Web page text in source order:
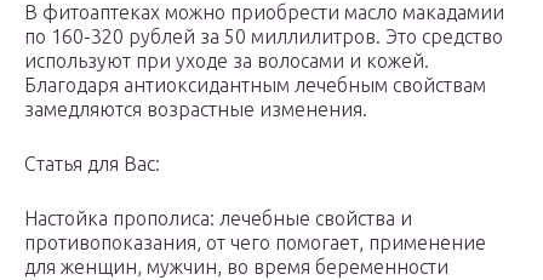
В фитоаптеках можно приобрести масло макадамии
по 160-320 рублей за 50 миллилитров. Это средство
используют при уходе за волосами и кожей.
Благодаря антиоксидантным лечебным свойствам
замедляются возрастные изменения.
Статья для Вас:
Настойка прополиса: лечебные свойства и
противопоказания, от чего помогает, применение
для женщин, мужчин, во время беременности